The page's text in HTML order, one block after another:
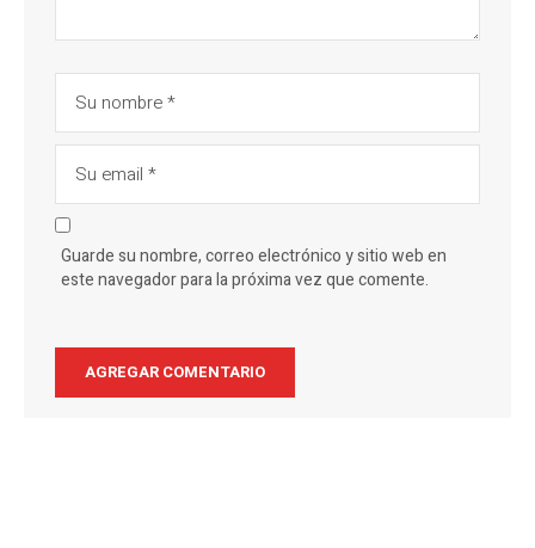
Guarde su nombre, correo electrónico y sitio web en
este navegador para la próxima vez que comente.